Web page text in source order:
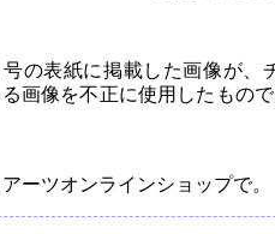
の表紙に掲載した画像が、
画像を不正に使用したもの
ーツオンラインショップで。